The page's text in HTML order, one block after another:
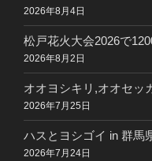
2026年8月4日
松戸花火大会2026で
2026年8月2日
オオヨシキリ,オオセ
2026年7月25日
ハスとヨシゴイ in 群馬
2026年7月24日